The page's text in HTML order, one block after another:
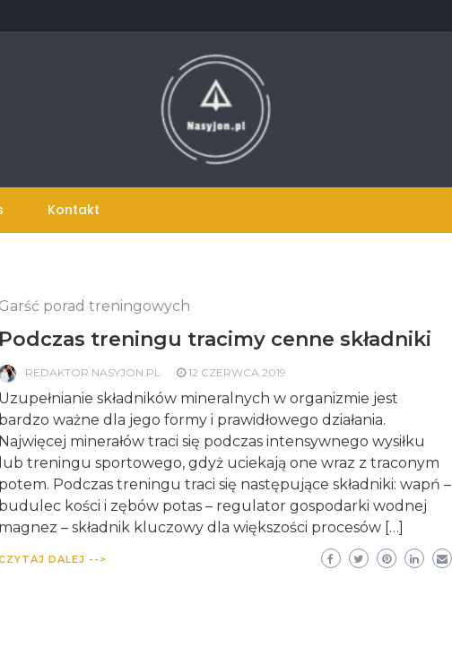
Kontakt
Garść porad treningowych
Podczas treningu tracimy cenne składniki
REDAKTOR NASYJON.PL 12 CZERWCA 2019
Uzupełnianie składników mineralnych w organizmie jest
bardzo ważne dla jego formy i prawidłowego działania.
Najwięcej minerałów traci się podczas intensywnego wysiłku
lub treningu sportowego, gdyż uciekają one wraz z traconym
potem. Podczas treningu traci się następujące składniki: wapń –
budulec kości i zębów potas – regulator gospodarki wodnej
magnez – składnik kluczowy dla większości procesów […]
DALEJ -->